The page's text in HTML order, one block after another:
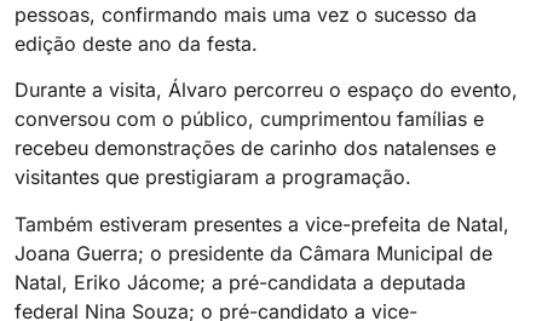
pessoas, confirmando mais uma vez o sucesso da
edição deste ano da festa.
Durante a visita, Álvaro percorreu o espaço do evento,
conversou com o público, cumprimentou famílias e
recebeu demonstrações de carinho dos natalenses e
visitantes que prestigiaram a programação.
Também estiveram presentes a vice-prefeita de Natal,
Joana Guerra; o presidente da Câmara Municipal de
Natal, Eriko Jácome; a pré-candidata a deputada
federal Nina Souza; o pré-candidato a vice-